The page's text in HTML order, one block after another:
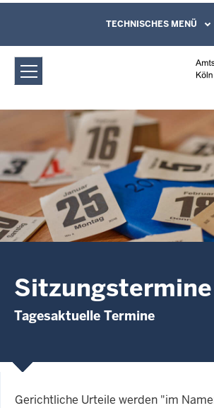
Amtsgericht Köln:
Direkt zum Inhalt
Leichte Sprache,
und Kontaktformular
TECHNISCHES MENÜ
Sitzungstermine
Tagesaktuelle Termine
Gerichtliche Urteile werden "im